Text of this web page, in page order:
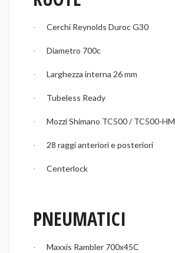
· Cerchi Reynolds Duroc G30
· Diametro 700c
· Larghezza interna 26 mm
· Tubeless Ready
· Mozzi Shimano TC500 / TC500-HM
· 28 raggi anteriori e posteriori
· Centerlock
PNEUMATICI
· Maxxis Rambler 700x45C